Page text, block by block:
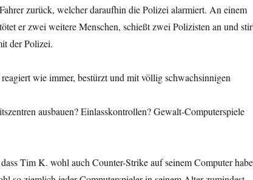
zurück, welcher daraufhin die Polizei alarmiert. An einem
er zwei weitere Menschen, schießt zwei Polizisten an und
der Polizei.
wie immer, bestürzt und mit völlig schwachsinnigen
ausbauen? Einlasskontrollen? Gewalt-Computerspiele
Tim K. wohl auch Counter-Strike auf seinem Computer